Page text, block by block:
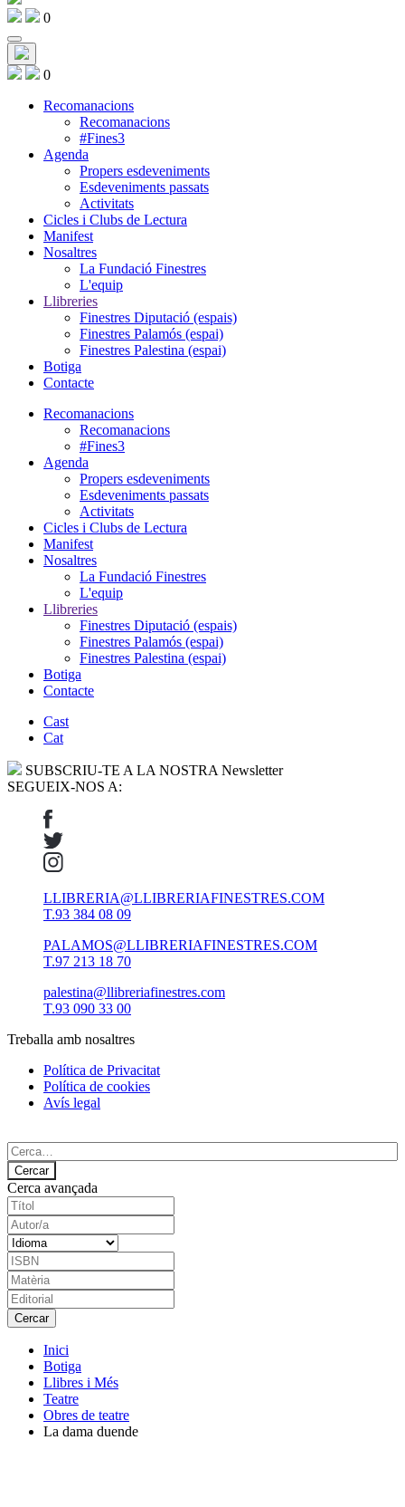
0
0
Recomanacions
Recomanacions
#Fines3
Agenda
Propers esdeveniments
Esdeveniments passats
Activitats
Cicles i Clubs de Lectura
Manifest
Nosaltres
La Fundació Finestres
L'equip
Llibreries
Finestres Diputació (espais)
Finestres Palamós (espai)
Finestres Palestina (espai)
Botiga
Contacte
Recomanacions
Recomanacions
#Fines3
Agenda
Propers esdeveniments
Esdeveniments passats
Activitats
Cicles i Clubs de Lectura
Manifest
Nosaltres
La Fundació Finestres
L'equip
Llibreries
Finestres Diputació (espais)
Finestres Palamós (espai)
Finestres Palestina (espai)
Botiga
Contacte
Cast
Cat
SUBSCRIU-TE A LA NOSTRA Newsletter
SEGUEIX-NOS A:
LLIBRERIA@LLIBRERIAFINESTRES.COM
T.93 384 08 09
PALAMOS@LLIBRERIAFINESTRES.COM
T.97 213 18 70
palestina@llibreriafinestres.com
T.93 090 33 00
Treballa amb nosaltres
Política de Privacitat
Política de cookies
Avís legal
Cerca avançada
Inici
Botiga
Llibres i Més
Teatre
Obres de teatre
La dama duende